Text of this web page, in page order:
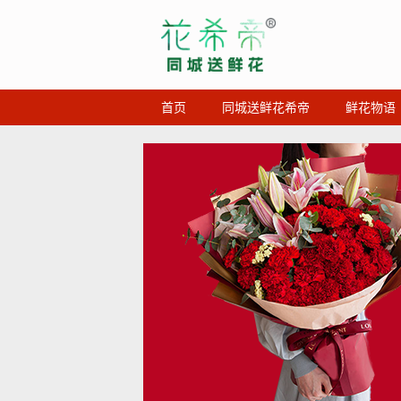
首页 同城送鲜花希帝 鲜花物语